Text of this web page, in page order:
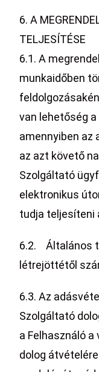
6. A
TELJESÍTÉSE
6.1. A
munkaidőben
van lehetőség
amennyiben az
az azt követő
Szolgáltató
elektronikus
tudja teljesíteni
6.2. Általános
létrejöttétől
6.3. Az
Szolgáltató
a Felhasználó
dolog